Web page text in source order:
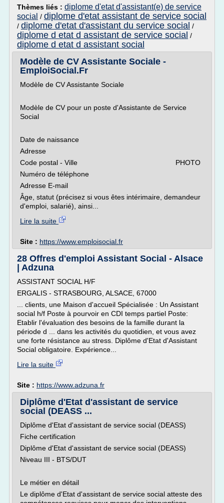
Thèmes liés : diplome d'etat d'assistant(e) de service
social / diplome d'etat assistant de service social
/ diplome d'etat d'assistant du service social /
diplome d etat d assistant de service social /
diplome d etat d assistant social
Modèle de CV Assistante Sociale -
EmploiSocial.Fr
Modèle de CV Assistante Sociale
Modèle de CV pour un poste d'Assistante de Service
Social
Date de naissance
Adresse
Code postal - Ville PHOTO
Numéro de téléphone
Adresse E-mail
Âge, statut (précisez si vous êtes intérimaire, demandeur
d'emploi, salarié), ainsi...
Lire la suite
Site : https://www.emploisocial.fr
28 Offres d'emploi Assistant Social - Alsace
| Adzuna
ASSISTANT SOCIAL H/F
ERGALIS - STRASBOURG, ALSACE, 67000
... clients, une Maison d'accueil Spécialisée : Un Assistant
social h/f Poste à pourvoir en CDI temps partiel Poste:
Etablir l'évaluation des besoins de la famille durant la
période d ... dans les activités du quotidien, et vous avez
une forte résistance au stress. Diplôme d'Etat d'Assistant
Social obligatoire. Expérience...
Lire la suite
Site : https://www.adzuna.fr
Diplôme d'Etat d'assistant de service
social (DEASS ...
Diplôme d'Etat d'assistant de service social (DEASS)
Fiche certification
Diplôme d'Etat d'assistant de service social (DEASS)
Niveau III - BTS/DUT
Le métier en détail
Le diplôme d'Etat d'assistant de service social atteste des